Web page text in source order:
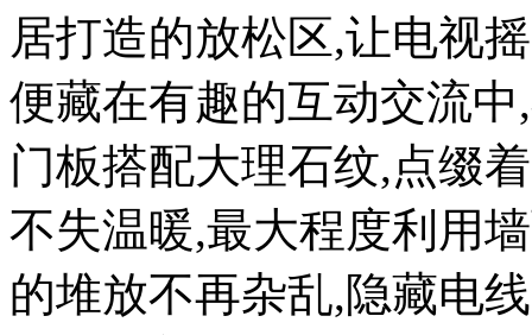
居打造的放松区,让电视
便藏在有趣的互动交流
门板搭配大理石纹,点缀
不失温暖,最大程度利用
的堆放不再杂乱,隐藏电